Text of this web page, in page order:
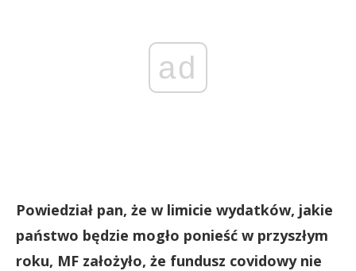
ad
Powiedział pan, że w limicie wydatków, jakie
państwo będzie mogło ponieść w przyszłym
roku, MF założyło, że fundusz covidowy nie